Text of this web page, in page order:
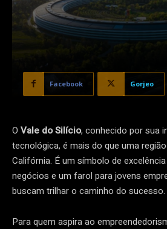
Facebook Gorjeo
O Vale do Silício, conhecido por sua
tecnológica, é mais do que uma
Califórnia. É um símbolo de
negócios e um farol para jovens
buscam trilhar o caminho do sucesso.
Para quem aspira ao